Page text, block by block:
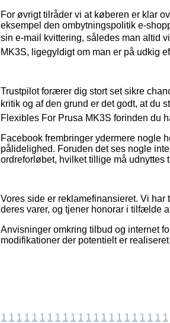
For øvrigt tilråder vi at køberen er klar
eksempel den ombytningspolitik e-
sin e-mail kvittering, således man altid
MK3S, ligegyldigt om man er på udkig
Trustpilot forærer dig stort set sikre
kritik og af den grund er det godt, at du
Flexibles For Prusa MK3S forinden du
Facebook frembringer ydermere nogle
pålidelighed. Foruden det ses nogle
ordreforløbet, hvilket tillige må udnyttes
Vores side er reklamefinansieret. Vi
deres varer, og tjener honorar i tilfælde
Anvisninger omkring tilbud og internet
modifikationer der potentielt er
1 1 1 1 1 1 1 1 1 1 1 1 1 1 1 1 1 1 1 1 1 1